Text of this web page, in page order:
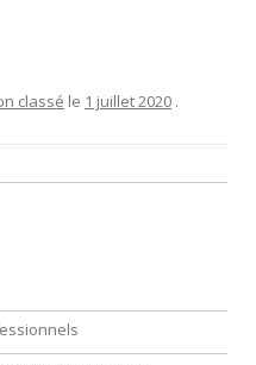
classé le 1 juillet 2020 .